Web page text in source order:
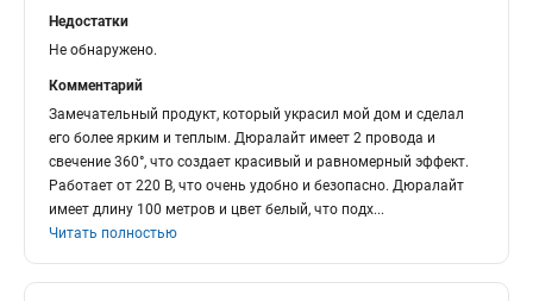
Недостатки
Не обнаружено.
Комментарий
Замечательный продукт, который украсил мой дом и сделал
его более ярким и теплым. Дюралайт имеет 2 провода и
свечение 360°, что создает красивый и равномерный эффект.
Работает от 220 В, что очень удобно и безопасно. Дюралайт
имеет длину 100 метров и цвет белый, что подх...
Читать полностью